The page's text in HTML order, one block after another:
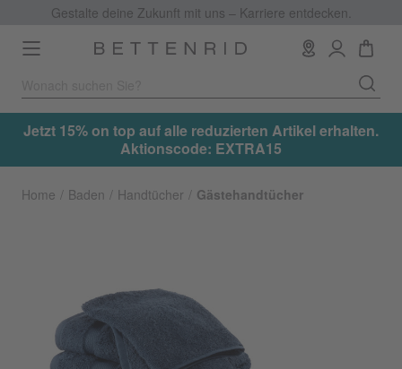
Gestalte deine Zukunft mit uns – Karriere entdecken.
Toggle
navigation
Jetzt 15% on top auf alle reduzierten Artikel erhalten.
Aktionscode: EXTRA15
Home Baden Handtücher Gästehandtücher